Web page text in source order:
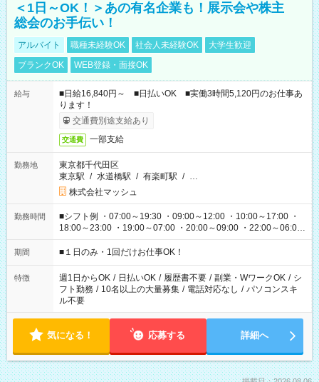
＜1日～OK！＞あの有名企業も！展示会や株主
総会のお手伝い！
アルバイト 職種未経験OK 社会人未経験OK
大学生歓迎
ブランクOK
WEB登録・面接OK
給与
■日給16,840円～ ■日払いOK ■実働3時間5,120円のお仕事あ
ります！
交通費別途支給あり
交通費 一部支給
勤務地
東京都千代田区
東京駅 / 水道橋駅 / 有楽町駅 / …
株式会社マッシュ
勤務時間
■シフト例 ・07:00～19:30 ・09:00～12:00 ・10:00～17:00 ・
18:00～23:00 ・19:00～07:00 ・20:00～09:00 ・22:00～06:00
etc ★最短で3時間で5,120円のお仕事から 15時間で2万円近く稼
げるお仕事も！ ご希望のお時間に合わせてご紹介！ ※シフトは
ください！
期間 ■１日のみ・1回だけお仕事OK！
特徴 週1日からOK / 日払いOK / 履歴書不要 / 副業・WワークOK / シ
フト勤務 / 10名以上の大量募集 / 電話対応なし / パソコンスキ
ル不要
気になる！ 応募する 詳細へ